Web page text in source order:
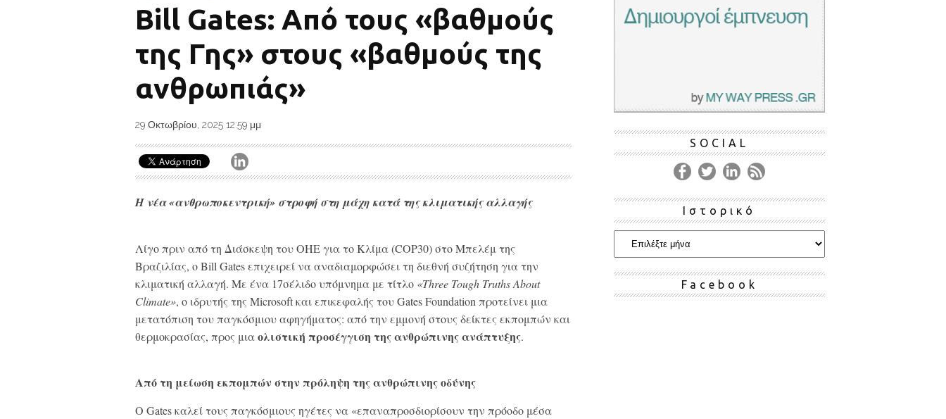
Bill Gates: Από τους «βαθμούς
της Γης» στους «βαθμούς της
ανθρωπιάς»
29 Οκτωβρίου, 2025 12:59 μμ
Η νέα «ανθρωποκεντρική» στροφή στη μάχη κατά της κλιματικής αλλαγής
Λίγο πριν από τη Διάσκεψη του ΟΗΕ για το Κλίμα (COP30) στο Μπελέμ της
Βραζιλίας, ο Bill Gates επιχειρεί να αναδιαμορφώσει τη διεθνή συζήτηση για την
κλιματική αλλαγή. Με ένα 17σέλιδο υπόμνημα με τίτλο «Three Tough Truths About
Climate», ο ιδρυτής της Microsoft και επικεφαλής του Gates Foundation προτείνει μια
μετατόπιση του παγκόσμιου αφηγήματος: από την εμμονή στους δείκτες εκπομπών και
θερμοκρασίας, προς μιαολιστική προσέγγιση της ανθρώπινης ανάπτυξης.
Από τη μείωση εκπομπών στην πρόληψη της ανθρώπινης οδύνης
Ο Gates καλεί τους παγκόσμιους ηγέτες να «επαναπροσδιορίσουν την πρόοδο μέσα
SOCIAL
Ιστορικό
Facebook